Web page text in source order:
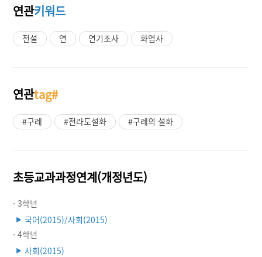
연관키워드
전설 연 연기조사 화염사
연관tag#
#구례 #전라도설화 #구례의 설화
초등교과과정연계(개정년도)
· 3학년
▶ 국어(2015)/사회(2015)
· 4학년
▶ 사회(2015)